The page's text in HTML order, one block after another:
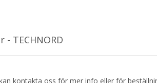
- TECHNORD
kontakta oss för mer info eller för